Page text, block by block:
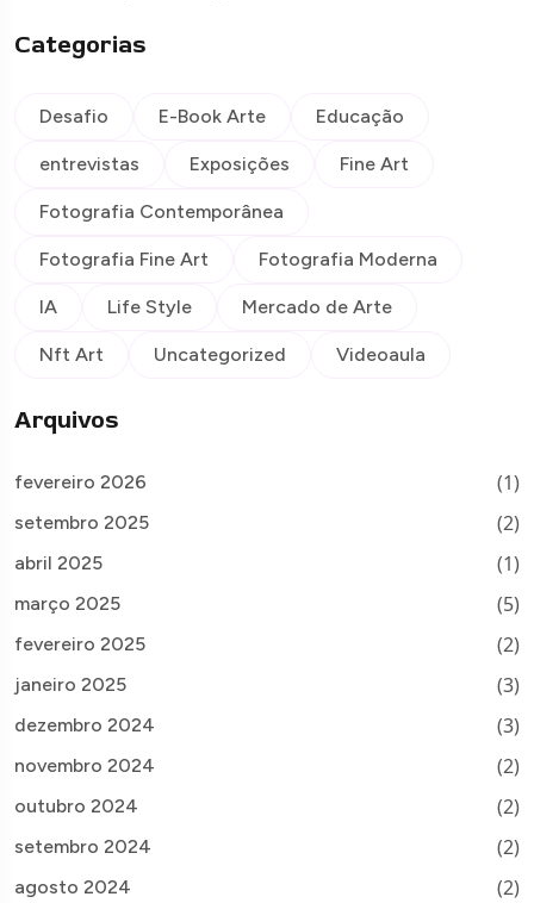
Categorias
Desafio E-Book Arte Educação
entrevistas Exposições Fine Art
Fotografia Contemporânea
Fotografia Fine Art Fotografia Moderna
IA Life Style Mercado de Arte
Nft Art Uncategorized Videoaula
Arquivos
fevereiro 2026 (1)
setembro 2025 (2)
abril 2025 (1)
março 2025 (5)
fevereiro 2025 (2)
janeiro 2025 (3)
dezembro 2024 (3)
novembro 2024 (2)
outubro 2024 (2)
setembro 2024 (2)
agosto 2024 (2)